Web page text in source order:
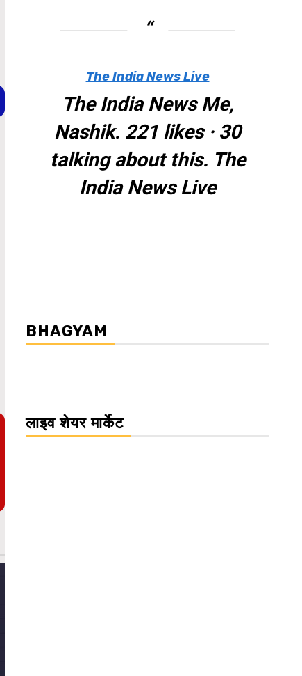
The India News Live
The India News Me,
Nashik. 221 likes · 30
talking about this. The
India News Live
BHAGYAM
लाइव शेयर मार्केट